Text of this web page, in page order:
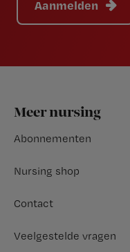
Aanmelden
Footer
Meer nursing
Abonnementen
Nursing shop
Contact
Veelgestelde vragen